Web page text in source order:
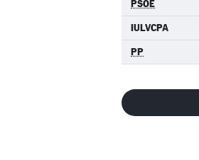
PSOE
IULVCPA
PP